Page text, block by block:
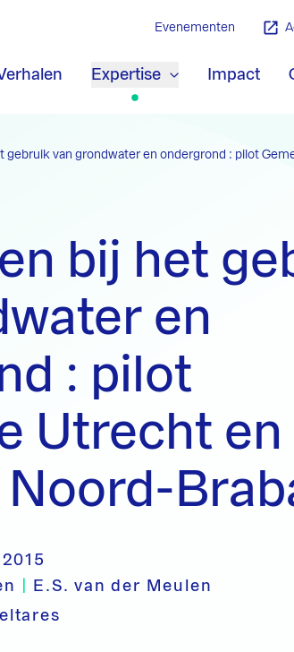
Expertise Impact
Evenementen
gebruik van grondwater en ondergrond : pilot
bij het
en
: pilot
Utrecht
Noord-
E.S. van der Meulen